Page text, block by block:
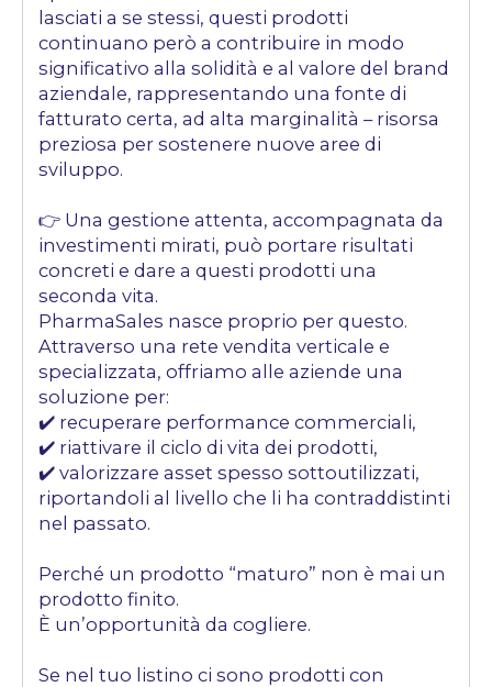
lasciati a se stessi, questi prodotti
continuano però a contribuire in modo
significativo alla solidità e al valore del brand
aziendale, rappresentando una fonte di
fatturato certa, ad alta marginalità – risorsa
preziosa per sostenere nuove aree di
sviluppo.
👉 Una gestione attenta, accompagnata da
investimenti mirati, può portare risultati
concreti e dare a questi prodotti una
seconda vita.
PharmaSales nasce proprio per questo.
Attraverso una rete vendita verticale e
specializzata, offriamo alle aziende una
soluzione per:
✔️ recuperare performance commerciali,
✔️ riattivare il ciclo di vita dei prodotti,
✔️ valorizzare asset spesso sottoutilizzati,
riportandoli al livello che li ha contraddistinti
nel passato.
Perché un prodotto “maturo” non è mai un
prodotto finito.
È un’opportunità da cogliere.
Se nel tuo listino ci sono prodotti con